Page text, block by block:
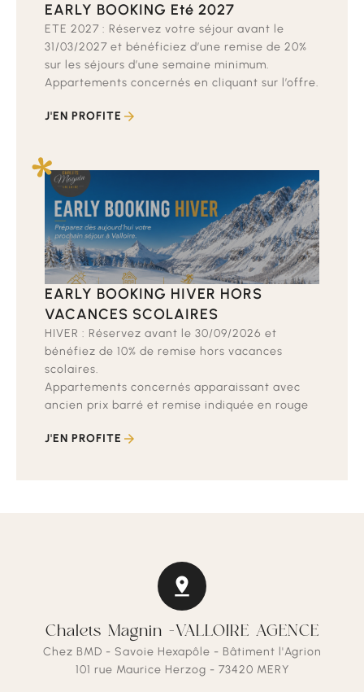
EARLY BOOKING Eté 2027
ETE 2027 : Réservez votre séjour avant le
31/03/2027 et bénéficiez d’une remise de 20%
sur les séjours d’une semaine minimum.
Appartements concernés en cliquant sur l’offre.
J'EN PROFITE
EARLY BOOKING HIVER HORS
VACANCES SCOLAIRES
HIVER : Réservez avant le 30/09/2026 et
bénéfiez de 10% de remise hors vacances
scolaires.
Appartements concernés apparaissant avec
ancien prix barré et remise indiquée en rouge
J'EN PROFITE
Chalets Magnin -VALLOIRE AGENCE
Chez BMD - Savoie Hexapôle - Bâtiment l'Agrion
101 rue Maurice Herzog - 73420 MERY